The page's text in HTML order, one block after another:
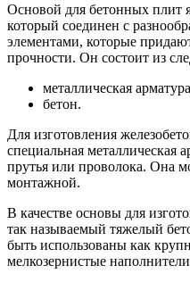
Основой для бетонных плит
который соединен с
элементами, которые
прочности. Он состоит из
металлическая
бетон.
Для изготовления
специальная металлическая
прутья или проволока. Она
монтажной.
В качестве основы для
так называемый тяжелый
быть использованы как
мелкозернистые